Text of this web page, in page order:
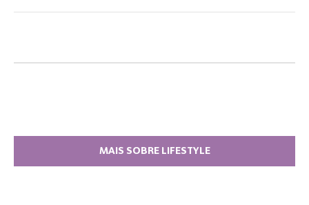
MAIS SOBRE LIFESTYLE